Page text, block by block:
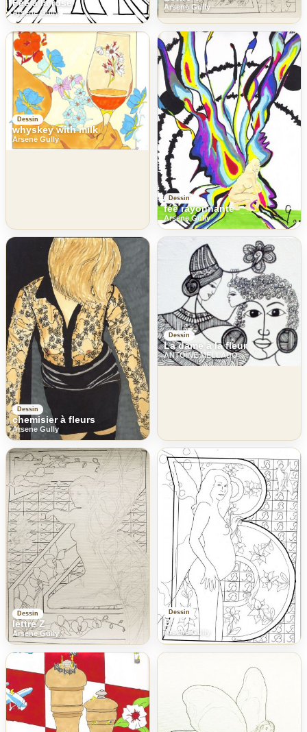
Fée à la rose
Arsene Gully
Arsene Gully
Dessin
whyskey with milk
Arsene Gully
Dessin
fée rayonnante
Arsene Gully
Dessin
chemisier à fleurs
Arsene Gully
Dessin
La dame à la fleur
ANTOINE MELLADO
Dessin
lettre Z
Arsene Gully
Dessin
B
Arsene Gully